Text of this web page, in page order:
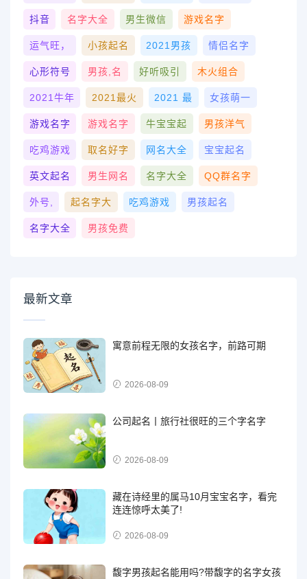
抖音 名字大全 男生微信 游戏名字
运气旺， 小孩起名 2021男孩 情侣名字
心形符号 男孩,名 好听吸引 木火组合
2021牛年 2021最火 2021 最 女孩萌一
游戏名字 游戏名字 牛宝宝起 男孩洋气
吃鸡游戏 取名好字 网名大全 宝宝起名
英文起名 男生网名 名字大全 QQ群名字
外号, 起名字大 吃鸡游戏 男孩起名
名字大全 男孩免费
最新文章
寓意前程无限的女孩名字，前路可期
2026-08-09
公司起名丨旅行社很旺的三个字名字
2026-08-09
藏在诗经里的属马10月宝宝名字，看完
连连惊呼太美了!
2026-08-09
馥字男孩起名能用吗?带馥字的名字女孩